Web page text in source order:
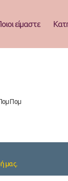
είμαστε
Πομ
μας.